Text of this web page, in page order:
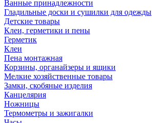
Ванные принадлежности
Гладильные доски и сушилки для одежды
Детские товары
Клеи, герметики и пены
Герметик
Клеи
Пена монтажная
Корзины, органайзеры и ящики
Мелкие хозяйственные товары
Замки, скобяные изделия
Канцелярия
Ножницы
Термометры и зажигалки